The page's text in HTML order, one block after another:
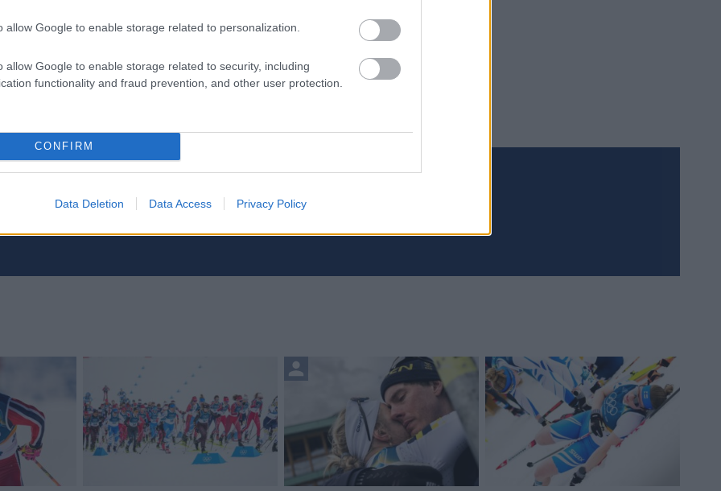
allow Google to enable storage related to personalization.
allow Google to enable storage related to security, including
functionality and fraud prevention, and other user protection.
CONFIRM
Data Deletion Data Access Privacy Policy